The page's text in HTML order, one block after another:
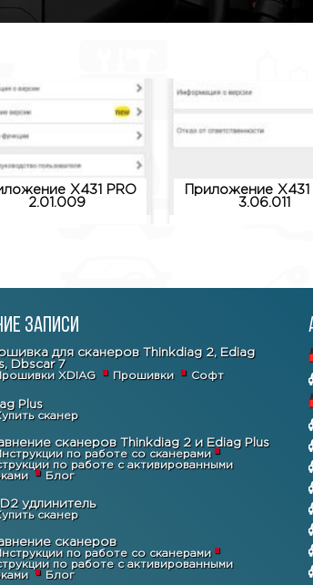
X431 PRO
2.01.009
Приложение X431
3.06.011
записи
для сканеров Thinkdiag 2, Ediag
Dbscar 7
XDIAG Прошивки Софт
Plus
сканер
сканеров Thinkdiag 2 и Ediag Plus
по работе со сканерами
по работе с активированными
Блог
удлинитель
сканер
сканеров
по работе со сканерами
по работе с активированными
Блог